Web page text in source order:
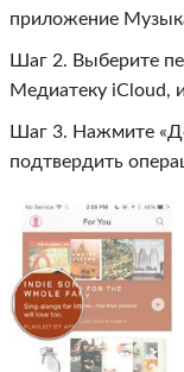
приложение
Шаг 2. Выберите
Медиатеку iCloud,
Шаг 3. Нажмите
подтвердить